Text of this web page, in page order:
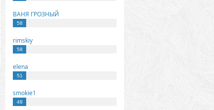
ВАНЯ ГРОЗНЫЙ
58
rimskiy
58
elena
51
smokie1
48